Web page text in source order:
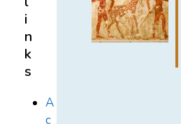
i
n
k
s
A
c